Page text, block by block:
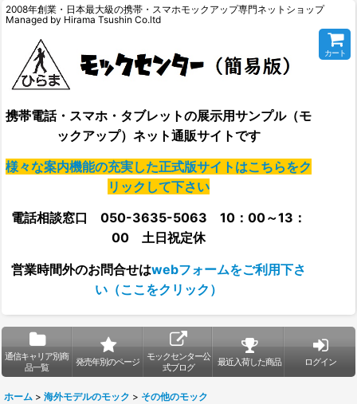
2008年創業・日本最大級の携帯・スマホモックアップ専門ネットショップ
Managed by Hirama Tsushin Co.ltd
携帯電話・スマホ・タブレットの展示用サンプル（モ
ックアップ）ネット通販サイトです
様々な案内機能の充実した正式版サイトはこちらをク
リックして下さい
電話相談窓口 050-3635-5063 10：00～13：
00 土日祝定休
営業時間外のお問合せはwebフォームをご利用下さ
い（ここをクリック）
カート
通信キャリア別商
品一覧
発売年別のページ
モックセンター公
式ブログ
最近入荷した商品 ログイン
ホーム > 海外モデルのモック > その他のモック